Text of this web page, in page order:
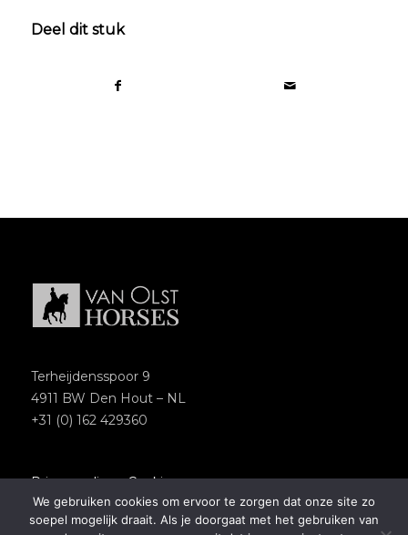
Deel dit stuk
Terheijdensspoor 9
4911 BW Den Hout – NL
+31 (0) 162 429360
Privacypolicy–Cookies
Copyright 2018 – Van Olst Horses
Website byNewmore
We gebruiken cookies om ervoor te zorgen dat onze site zo
soepel mogelijk draait. Als je doorgaat met het gebruiken van